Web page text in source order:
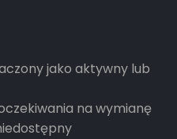
jako aktywny lub
na wymianę